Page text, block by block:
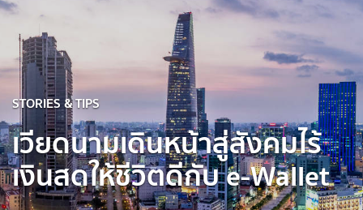
STORIES & TIPS
เวียดนามเดินหน้าสู่สังคมไร้
เงินสดให้ชีวิตดีกับ e-Wallet